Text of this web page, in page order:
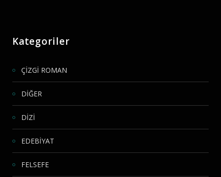
Kategoriler
ÇİZGİ ROMAN
DİĞER
DİZİ
EDEBİYAT
FELSEFE